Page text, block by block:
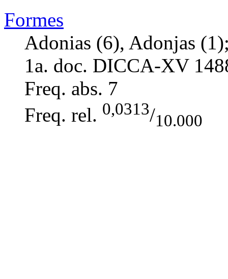
Formes
Adonias (6), Adonjas
1a. doc. DICCA-XV
Freq. abs. 7
Freq. rel. 0,0313/10.000